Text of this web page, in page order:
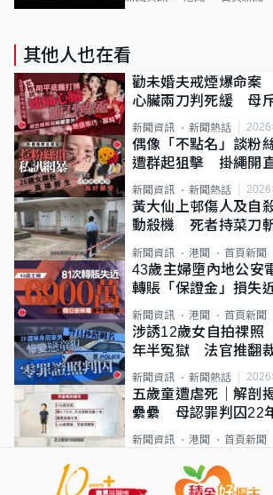
其他人也在看
勸未婚夫戒煙爆命案
心臟兩刀判死緩 母
新聞資訊 新聞熱話 2026
偶像「不點名」談粉
遭群起狙擊 掛繩開
新聞資訊 新聞熱話 2026
黃大仙上邨傷人及自
動殺機 死者持菜刀
新聞資訊 港聞 首頁新聞
43歲主婦墮內地公
轉賬「保證金」損失
新聞資訊 港聞 首頁新聞
涉誘12歲女自拍祼
年半冤獄 法官推翻
新聞資訊 新聞熱話 2026
五歲童遭虐死｜解剖
纍纍 母認罪判囚22
類案最惡劣
新聞資訊 港聞 首頁新聞